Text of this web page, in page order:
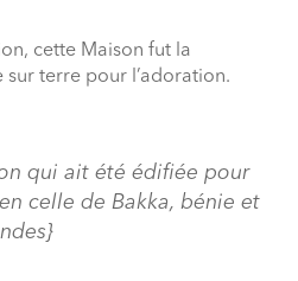
cette Maison fut la
terre pour l’adoration.
qui ait été édifiée pour
celle de Bakka, bénie et